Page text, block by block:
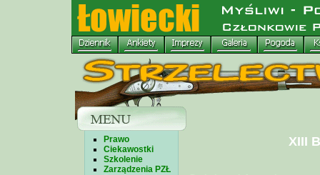
Prawo
Ciekawostki
Szkolenie
Zarządzenia PZŁ
XIII